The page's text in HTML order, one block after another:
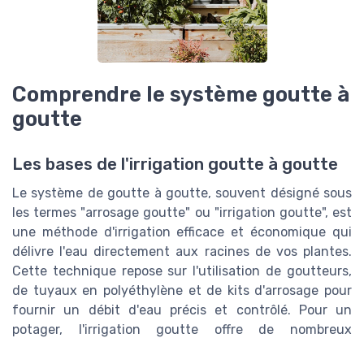
Comprendre le système goutte à
goutte
Les bases de l'irrigation goutte à goutte
Le système de goutte à goutte, souvent désigné sous
les termes "arrosage goutte" ou "irrigation goutte", est
une méthode d'irrigation efficace et économique qui
délivre l'eau directement aux racines de vos plantes.
Cette technique repose sur l'utilisation de goutteurs,
de tuyaux en polyéthylène et de kits d'arrosage pour
fournir un débit d'eau précis et contrôlé. Pour un
potager, l'irrigation goutte offre de nombreux